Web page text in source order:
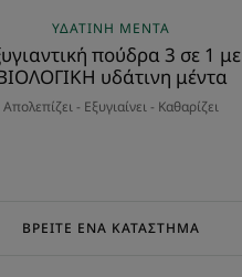
ΥΔΆΤΙΝΗ ΜΈΝΤΑ
πούδρα 3 σε 1 με
υδάτινη μέντα
Απολεπίζει - Εξυγιαίνει - Καθαρίζει
ΒΡΕΊΤΕ ΈΝΑ ΚΑΤΆΣΤΗΜΑ